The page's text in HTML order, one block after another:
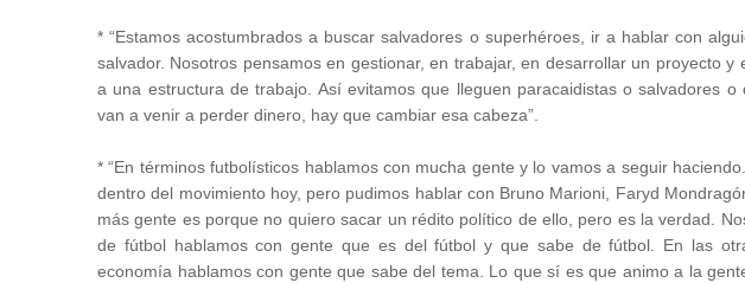
* “Estamos acostumbrados a buscar salvadores o superhéroes, ir a hablar con
salvador. Nosotros pensamos en gestionar, en trabajar, en desarrollar un proyecto
a una estructura de trabajo. Así evitamos que lleguen paracaidistas o salvadores
van a venir a perder dinero, hay que cambiar esa cabeza”.
* “En términos futbolísticos hablamos con mucha gente y lo vamos a seguir
dentro del movimiento hoy, pero pudimos hablar con Bruno Marioni, Faryd
más gente es porque no quiero sacar un rédito político de ello, pero es la verdad.
de fútbol hablamos con gente que es del fútbol y que sabe de fútbol. En las
economía hablamos con gente que sabe del tema. Lo que sí es que animo a la